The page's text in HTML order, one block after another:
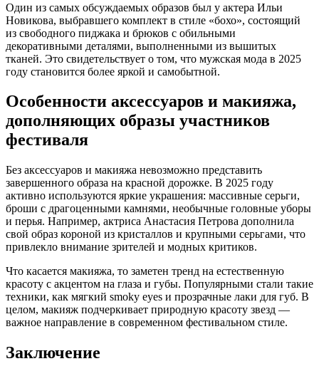
Один из самых обсуждаемых образов был у актера Ильи
Новикова, выбравшего комплект в стиле «бохо», состоящий
из свободного пиджака и брюков с обильными
декоративными деталями, выполненными из вышитых
тканей. Это свидетельствует о том, что мужская мода в 2025
году становится более яркой и самобытной.
Особенности аксессуаров и макияжа,
дополняющих образы участников
фестиваля
Без аксессуаров и макияжа невозможно представить
завершенного образа на красной дорожке. В 2025 году
активно используются яркие украшения: массивные серьги,
броши с драгоценными камнями, необычные головные уборы
и перья. Например, актриса Анастасия Петрова дополнила
свой образ короной из кристаллов и крупными серьгами, что
привлекло внимание зрителей и модных критиков.
Что касается макияжа, то заметен тренд на естественную
красоту с акцентом на глаза и губы. Популярными стали такие
техники, как мягкий smoky eyes и прозрачные лаки для губ. В
целом, макияж подчеркивает природную красоту звезд —
важное направление в современном фестивальном стиле.
Заключение